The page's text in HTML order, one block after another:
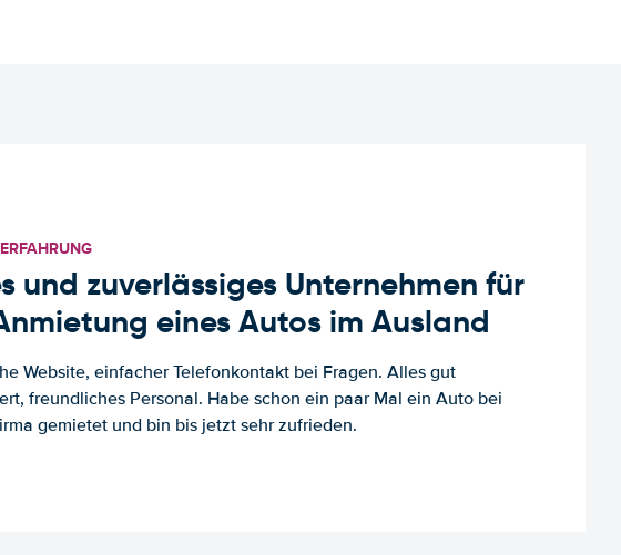
und zuverlässiges Unternehmen für
eines Autos im Ausland
Website, einfacher Telefonkontakt bei Fragen. Alles gut
freundliches Personal. Habe schon ein paar Mal ein Auto bei
gemietet und bin bis jetzt sehr zufrieden.